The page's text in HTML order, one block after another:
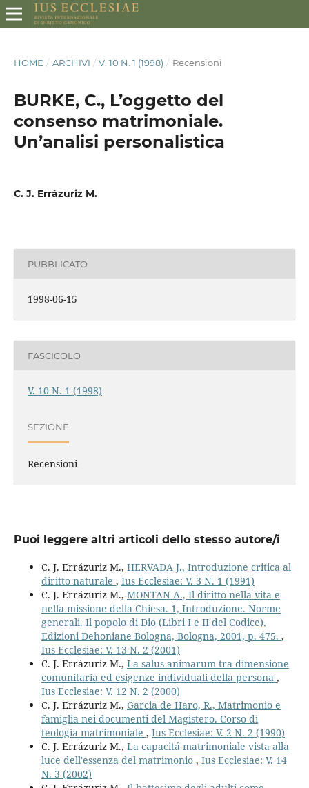
HOME / ARCHIVI / V. 10 N. 1 (1998) / Recensioni
BURKE, C., L’oggetto del
consenso matrimoniale.
Un’analisi personalistica
C. J. Errázuriz M.
PUBBLICATO
1998-06-15
FASCICOLO
V. 10 N. 1 (1998)
SEZIONE
Recensioni
Puoi leggere altri articoli dello stesso autore/i
C. J. Errázuriz M., HERVADA J., Introduzione critica al
diritto naturale , Ius Ecclesiae: V. 3 N. 1 (1991)
C. J. Errázuriz M., MONTAN A., Il diritto nella vita e
nella missione della Chiesa. 1, Introduzione. Norme
generali. Il popolo di Dio (Libri I e II del Codice),
Edizioni Dehoniane Bologna, Bologna, 2001, p. 475. ,
Ius Ecclesiae: V. 13 N. 2 (2001)
C. J. Errázuriz M., La salus animarum tra dimensione
comunitaria ed esigenze individuali della persona ,
Ius Ecclesiae: V. 12 N. 2 (2000)
C. J. Errázuriz M., Garcia de Haro, R., Matrimonio e
famiglia nei documenti del Magistero. Corso di
teologia matrimoniale , Ius Ecclesiae: V. 2 N. 2 (1990)
C. J. Errázuriz M., La capacitá matrimoniale vista alla
luce dell'essenza del matrimonio , Ius Ecclesiae: V. 14
N. 3 (2002)